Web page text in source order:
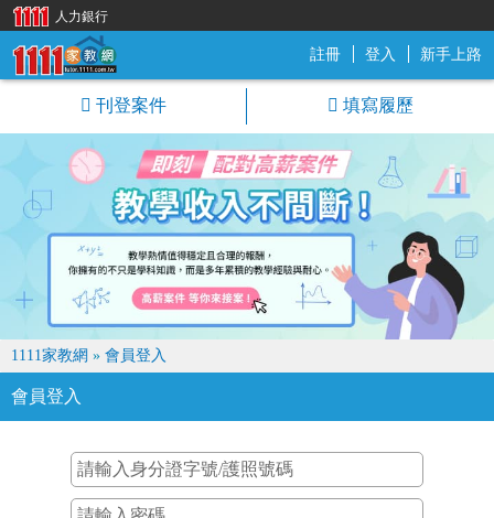
註冊 登入 新手上路
刊登案件 填寫履歷
1111家教網 » 會員登入
會員登入
人力銀行